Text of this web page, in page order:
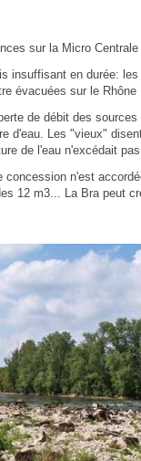
sur la Micro
insuffisant en durée:
évacuées sur le Rhône
de débit des
d'eau. Les "vieux"
de l'eau n'excédait
concession n'est
12 m3... La Bra peut